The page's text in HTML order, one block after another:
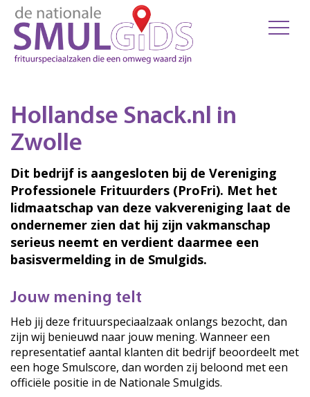
Hollandse Snack.nl in
Zwolle
Dit bedrijf is aangesloten bij de Vereniging
Professionele Frituurders (ProFri). Met het
lidmaatschap van deze vakvereniging laat de
ondernemer zien dat hij zijn vakmanschap
serieus neemt en verdient daarmee een
basisvermelding in de Smulgids.
Jouw mening telt
Heb jij deze frituurspeciaalzaak onlangs bezocht, dan
zijn wij benieuwd naar jouw mening. Wanneer een
representatief aantal klanten dit bedrijf beoordeelt met
een hoge Smulscore, dan worden zij beloond met een
officiële positie in de Nationale Smulgids.